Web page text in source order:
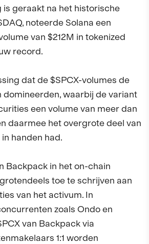
geraakt na het historische
noteerde Solana een
van $212M in tokenized
record.
dat de $SPCX-volumes de
waarbij de variant
een volume van meer dan
daarmee het overgrote deel van
handen had.
Backpack in het on-chain
toe te schrijven aan
van het activum. In
zoals Ondo en
van Backpack via
1:1 worden